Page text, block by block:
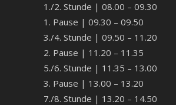
1./2. Stunde | 08.00 – 09.30
1. Pause | 09.30 – 09.50
3./4. Stunde | 09.50 – 11.20
2. Pause | 11.20 – 11.35
5./6. Stunde | 11.35 – 13.00
3. Pause | 13.00 – 13.20
7./8. Stunde | 13.20 – 14.50